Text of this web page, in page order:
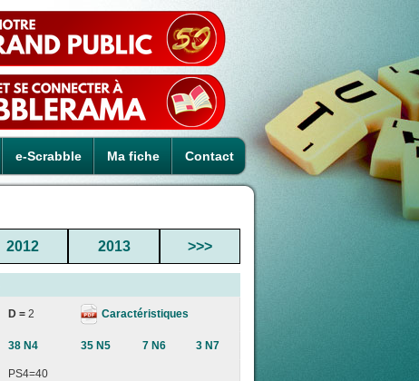
e-Scrabble Ma fiche Contact
2012 2013 >>>
D = 2 Caractéristiques
38 N4 35 N5 7 N6 3 N7
PS4=40